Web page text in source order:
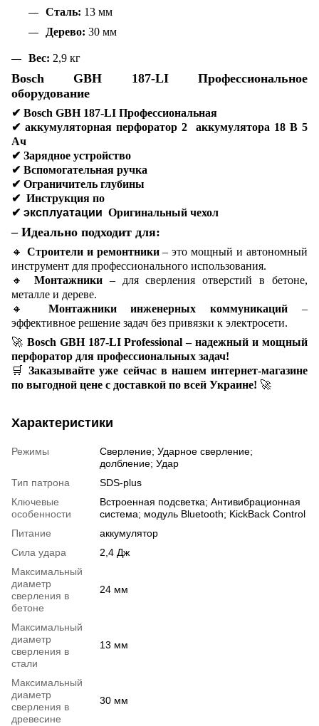
Сталь: 13 мм
Дерево: 30 мм
Вес: 2,9 кг
Bosch GBH 187-LI Профессиональное
оборудование
✔ Bosch GBH 187-LI Профессиональная
✔ аккумуляторная перфоратор 2 аккумулятора 18 В 5
Ач
✔ Зарядное устройство
✔ Вспомогательная ручка
✔ Ограничитель глубины
✔ Инструкция по
✔ эксплуатации Оригинальный чехол
– Идеально подходит для:
🔸 Строители и ремонтники– это мощный и автономный
инструмент для профессионального использования.
🔸 Монтажники– для сверления отверстий в бетоне,
металле и дереве.
🔸 Монтажники инженерных коммуникаций –
эффективное решение задач без привязки к электросети.
🚀 Bosch GBH 187-LI Professional – надежный и мощный
перфоратор для профессиональных задач!
🛒Заказывайте уже сейчас в нашем интернет-магазине
по выгодной цене с доставкой по всей Украине! 🚀
Характеристики
Режимы
Сверление; Ударное сверление;
долбление; Удар
Тип патрона
SDS-plus
Ключевые
особенности
Встроенная подсветка; Антивибрационная
система; модуль Bluetooth; KickBack Control
Питание
аккумулятор
Сила удара
2,4 Дж
Максимальный
диаметр
сверления в
бетоне
24 мм
Максимальный
диаметр
сверления в
стали
13 мм
Максимальный
диаметр
сверления в
древесине
30 мм